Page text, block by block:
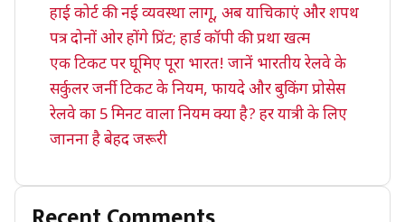
हाई कोर्ट की नई व्यवस्था लागू, अब याचिकाएं और शपथ
पत्र दोनों ओर होंगे प्रिंट; हार्ड कॉपी की प्रथा खत्म
एक टिकट पर घूमिए पूरा भारत! जानें भारतीय रेलवे के
सर्कुलर जर्नी टिकट के नियम, फायदे और बुकिंग प्रोसेस
रेलवे का 5 मिनट वाला नियम क्या है? हर यात्री के लिए
जानना है बेहद जरूरी